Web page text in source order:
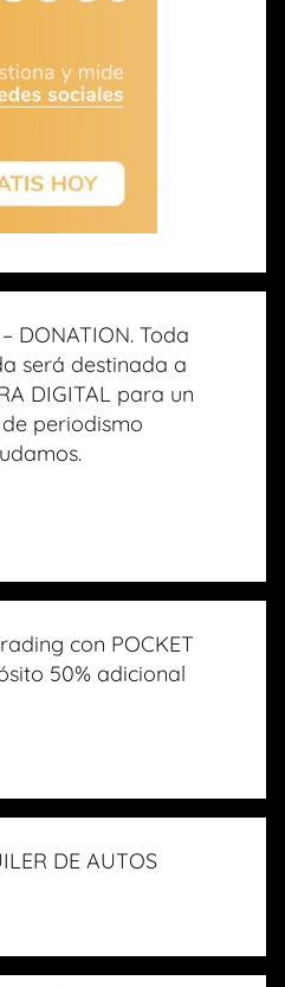
DONATION. Toda
será destinada a
DIGITAL para un
periodismo
con POCKET
50% adicional
DE AUTOS